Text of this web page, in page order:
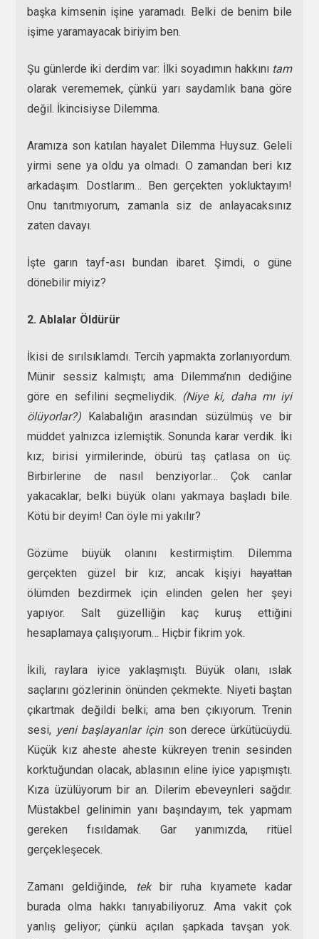
başka kimsenin işine yaramadı. Belki de benim bile
işime yaramayacak biriyim ben.
Şu günlerde iki derdim var: İlki soyadımın hakkını tam
olarak verememek, çünkü yarı saydamlık bana göre
değil. İkincisiyse Dilemma.
Aramıza son katılan hayalet Dilemma Huysuz. Geleli
yirmi sene ya oldu ya olmadı. O zamandan beri kız
arkadaşım. Dostlarım… Ben gerçekten yokluktayım!
Onu tanıtmıyorum, zamanla siz de anlayacaksınız
zaten davayı.
İşte garın tayf-ası bundan ibaret. Şimdi, o güne
dönebilir miyiz?
2. Ablalar Öldürür
İkisi de sırılsıklamdı. Tercih yapmakta zorlanıyordum.
Münir sessiz kalmıştı; ama Dilemma’nın dediğine
göre en sefilini seçmeliydik. (Niye ki, daha mı iyi
ölüyorlar?)
Kalabalığın arasından süzülmüş ve bir
müddet yalnızca izlemiştik. Sonunda karar verdik. İki
kız; birisi yirmilerinde, öbürü taş çatlasa on üç.
Birbirlerine de nasıl benziyorlar… Çok canlar
yakacaklar; belki büyük olanı yakmaya başladı bile.
Kötü bir deyim! Can öyle mi yakılır?
Gözüme büyük olanını kestirmiştim. Dilemma
gerçekten güzel bir kız; ancak kişiyi hayattan
ölümden bezdirmek için elinden gelen her şeyi
yapıyor. Salt güzelliğin kaç kuruş ettiğini
hesaplamaya çalışıyorum… Hiçbir fikrim yok.
İkili, raylara iyice yaklaşmıştı. Büyük olanı, ıslak
saçlarını gözlerinin önünden çekmekte. Niyeti baştan
çıkartmak değildi belki; ama ben çıkıyorum. Trenin
sesi, yeni başlayanlar içinson derece ürkütücüydü.
Küçük kız aheste aheste kükreyen trenin sesinden
korktuğundan olacak, ablasının eline iyice yapışmıştı.
Kıza üzülüyorum bir an. Dilerim ebeveynleri sağdır.
Müstakbel gelinimin yanı başındayım, tek yapmam
gereken fısıldamak. Gar yanımızda, ritüel
gerçekleşecek.
Zamanı geldiğinde, tek
bir ruha kıyamete kadar
burada olma hakkı tanıyabiliyoruz. Ama vakit çok
yanlış geliyor; çünkü açılan şapkada tavşan yok.